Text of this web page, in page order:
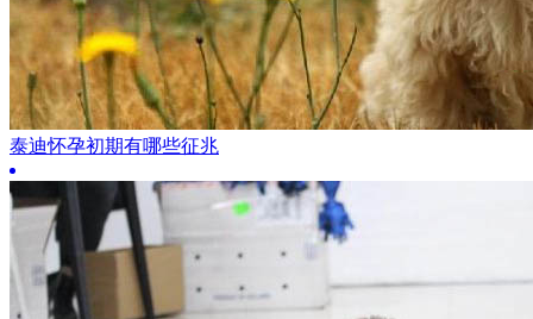
泰迪怀孕初期有哪些征兆